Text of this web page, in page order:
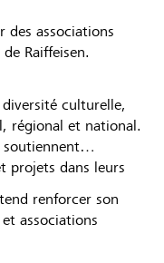
des associations
Raiffeisen.
culturelle,
régional et national.
soutiennent
projets dans leurs
renforcer son
associations